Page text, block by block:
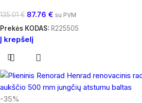
135.01€ 87.76 € su PVM
Prekės KODAS: R225505
Į krepšelį
-35%